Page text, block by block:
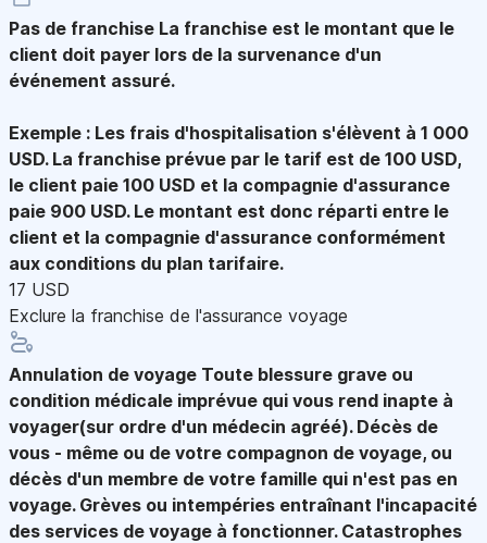
Pas de franchise La franchise est le montant que le
client doit payer lors de la survenance d'un
événement assuré.
Exemple : Les frais d'hospitalisation s'élèvent à 1 000
USD. La franchise prévue par le tarif est de 100 USD,
le client paie 100 USD et la compagnie d'assurance
paie 900 USD. Le montant est donc réparti entre le
client et la compagnie d'assurance conformément
aux conditions du plan tarifaire.
17 USD
Exclure la franchise de l'assurance voyage
Annulation de voyage Toute blessure grave ou
condition médicale imprévue qui vous rend inapte à
voyager(sur ordre d'un médecin agréé). Décès de
vous - même ou de votre compagnon de voyage, ou
décès d'un membre de votre famille qui n'est pas en
voyage. Grèves ou intempéries entraînant l'incapacité
des services de voyage à fonctionner. Catastrophes